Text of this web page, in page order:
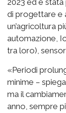
2023 ed è
di progettare e
un’agricoltura
automazione,
tra loro),
«Periodi
minime –
ma il
anno, sempre